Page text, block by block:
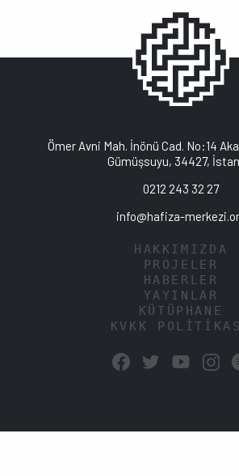
Ömer Avni Mah. İnönü Cad. No:14
Gümüşsuyu, 34427,
0212 243 32 27
info@hafiza-
HAKKIMIZDA
PROJELER
HABERLER
YAYINLAR
KÜTÜPHANE
KVKK